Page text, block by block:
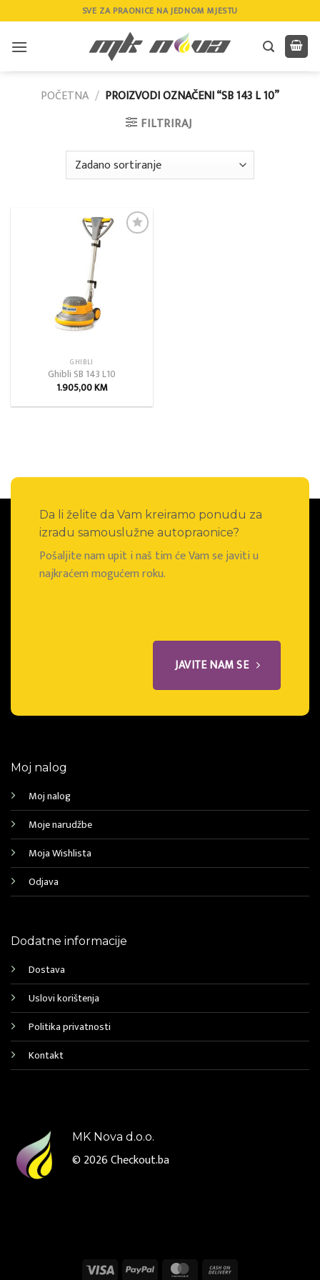
to
content
SVE ZA PRAONICE NA JEDNOM MJESTU
POČETNA / PROIZVODI OZNAČENI “SB 143 L 10”
FILTRIRAJ
GHIBLI
Ghibli SB 143 L10
1.905,00KM
Da li želite da Vam kreiramo ponudu za
izradu samouslužne autopraonice?
Pošaljite nam upit i naš tim će Vam se javiti u
najkraćem mogućem roku.
JAVITE NAM SE
Moj nalog
Moj nalog
Moje narudžbe
Moja Wishlista
Odjava
Dodatne informacije
Dostava
Uslovi korištenja
Politika privatnosti
Kontakt
MK Nova d.o.o.
© 2026Checkout.ba